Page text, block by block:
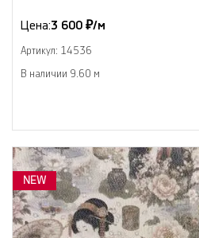
Цена:3 600 ₽/м
Артикул: 14536
В наличии 9.60 м
NEW